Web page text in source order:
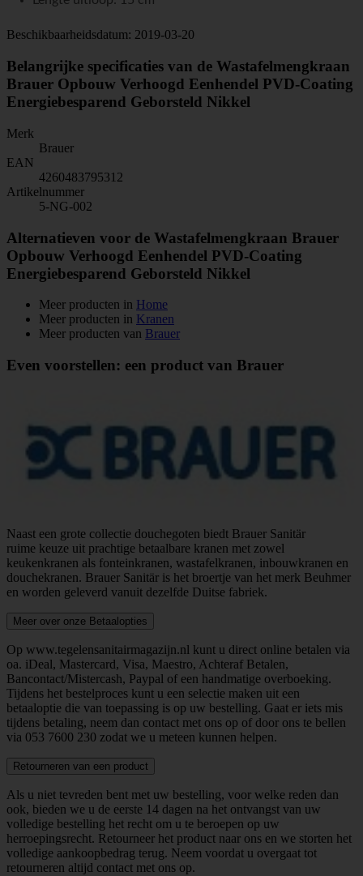
Beschikbaarheidsdatum: 2019-03-20
Belangrijke specificaties van de Wastafelmengkraan
Brauer Opbouw Verhoogd Eenhendel PVD-Coating
Energiebesparend Geborsteld Nikkel
Merk
Brauer
EAN
4260483795312
Artikelnummer
5-NG-002
Alternatieven voor de Wastafelmengkraan Brauer
Opbouw Verhoogd Eenhendel PVD-Coating
Energiebesparend Geborsteld Nikkel
Meer producten in Home
Meer producten in Kranen
Meer producten van Brauer
Even voorstellen: een product van Brauer
Naast een grote collectie douchegoten biedt Brauer Sanitär
ruime keuze uit prachtige betaalbare kranen met zowel
keukenkranen als fonteinkranen, wastafelkranen, inbouwkranen en
douchekranen. Brauer Sanitär is het broertje van het merk Beuhmer
en worden geleverd vanuit dezelfde Duitse fabriek.
Meer over onze Betaalopties
Op www.tegelensanitairmagazijn.nl kunt u direct online betalen via
oa. iDeal, Mastercard, Visa, Maestro, Achteraf Betalen,
Bancontact/Mistercash, Paypal of een handmatige overboeking.
Tijdens het bestelproces kunt u een selectie maken uit een
betaaloptie die van toepassing is op uw bestelling. Gaat er iets mis
tijdens betaling, neem dan contact met ons op of door ons te bellen
via 053 7600 230 zodat we u meteen kunnen helpen.
Retourneren van een product
Als u niet tevreden bent met uw bestelling, voor welke reden dan
ook, bieden we u de eerste 14 dagen na het ontvangst van uw
volledige bestelling het recht om u te beroepen op uw
herroepingsrecht. Retourneer het product naar ons en we storten het
volledige aankoopbedrag terug. Neem voordat u overgaat tot
retourneren altijd contact met ons op.